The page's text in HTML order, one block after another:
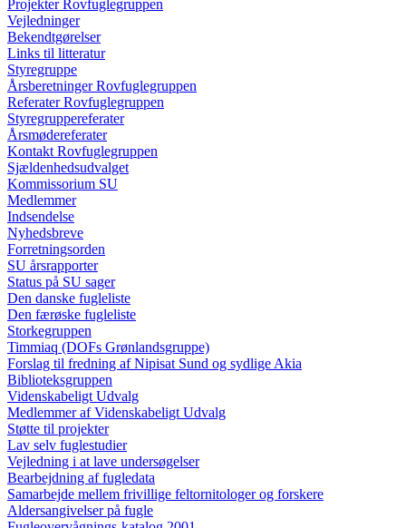
Projekter Rovfuglegruppen
Vejledninger
Bekendtgørelser
Links til litteratur
Styregruppe
Årsberetninger Rovfuglegruppen
Referater Rovfuglegruppen
Styregruppereferater
Årsmødereferater
Kontakt Rovfuglegruppen
Sjældenhedsudvalget
Kommissorium SU
Medlemmer
Indsendelse
Nyhedsbreve
Forretningsorden
SU årsrapporter
Status på SU sager
Den danske fugleliste
Den færøske fugleliste
Storkegruppen
Timmiaq (DOFs Grønlandsgruppe)
Forslag til fredning af Nipisat Sund og sydlige Akia
Biblioteksgruppen
Videnskabeligt Udvalg
Medlemmer af Videnskabeligt Udvalg
Støtte til projekter
Lav selv fuglestudier
Vejledning i at lave undersøgelser
Bearbejdning af fugledata
Samarbejde mellem frivillige feltornitologer og forskere
Aldersangivelser på fugle